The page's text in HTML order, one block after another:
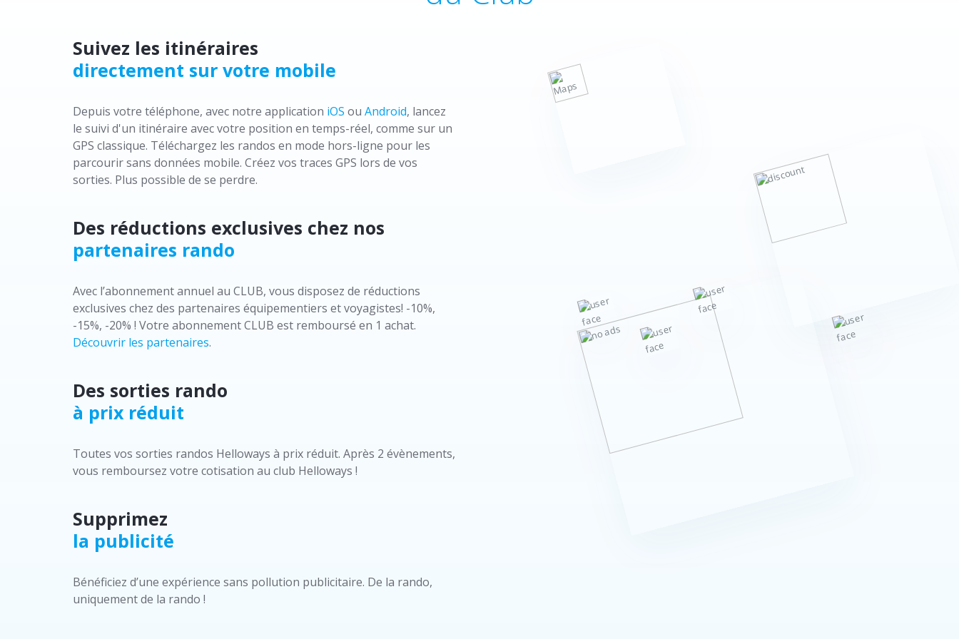
Suivez les itinéraires
directement sur votre mobile
Depuis votre téléphone, avec notre application iOS ou Android, lancez
le suivi d'un itinéraire avec votre position en temps-réel, comme sur un
GPS classique. Téléchargez les randos en mode hors-ligne pour les
parcourir sans données mobile. Créez vos traces GPS lors de vos
sorties. Plus possible de se perdre.
Des réductions exclusives chez nos
partenaires rando
Avec l’abonnement annuel au CLUB, vous disposez de réductions
exclusives chez des partenaires équipementiers et voyagistes! -10%,
-15%, -20% ! Votre abonnement CLUB est remboursé en 1 achat.
Découvrir les partenaires.
Des sorties rando
à prix réduit
Toutes vos sorties randos Helloways à prix réduit. Après 2 évènements,
vous remboursez votre cotisation au club Helloways !
Supprimez
la publicité
Bénéficiez d’une expérience sans pollution publicitaire. De la rando,
uniquement de la rando !